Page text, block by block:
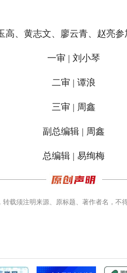
、黄志文、廖云青、赵亮参
一审 | 刘小琴
二审 | 谭浪
三审 | 周鑫
副总编辑 | 周鑫
总编辑 | 易绚梅
载须注明来源、原标题、著作者名，不